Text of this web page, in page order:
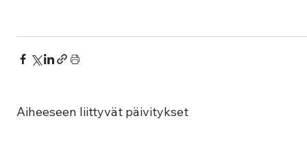
Aiheeseen liittyvät päivitykset